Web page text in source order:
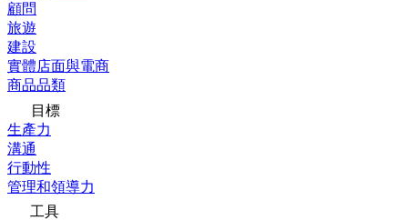
顧問
旅遊
建設
實體店面與電商
商品品類
目標
生產力
溝通
行動性
管理和領導力
工具